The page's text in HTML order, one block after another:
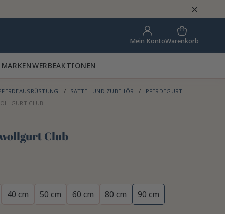
×
Mein KontoWarenkorb
WERBEAKTIONEN
SATTEL UND ZUBEHÖR
PFERDEGURT
CLUB
Club
40 cm 50 cm 60 cm 80 cm 90 cm